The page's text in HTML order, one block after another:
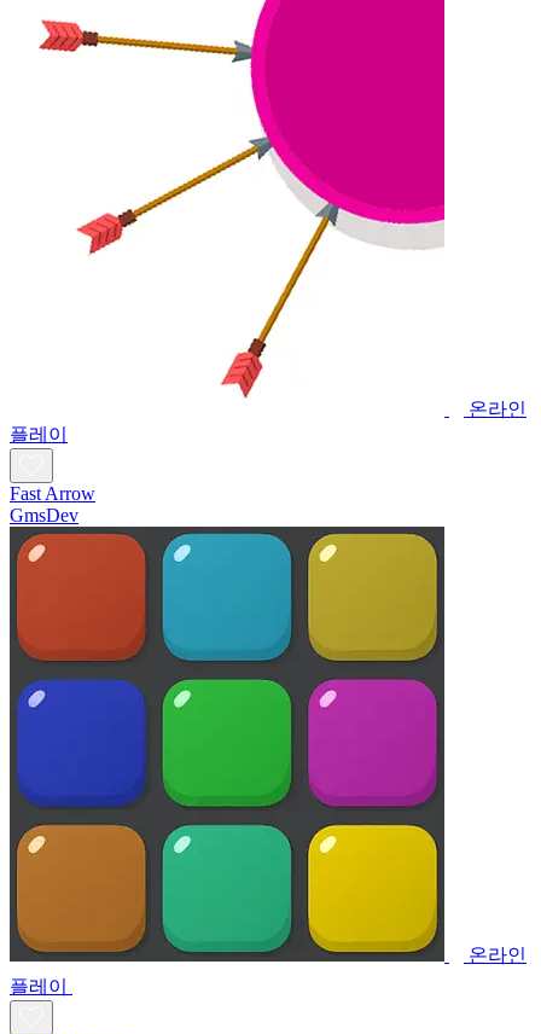
온라인
플레이
Fast Arrow
GmsDev
온라인
플레이